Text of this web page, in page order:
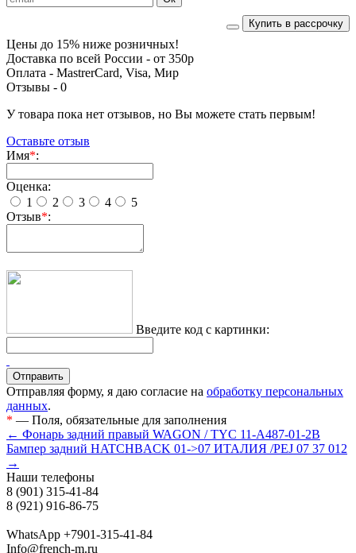
Купить в рассрочку
Цены до 15% ниже розничных!
Доставка по всей России - от 350р
Оплата - MastrerCard, Visa, Мир
Отзывы - 0
У товара пока нет отзывов, но Вы можете стать первым!
Оставьте отзыв
Имя*:
Оценка:
1
2 3 4
5
Отзыв*:
Введите код с картинки:
Отправляя форму, я даю согласие на обработку персональных
данных.
* — Поля, обязательные для заполнения
← Фонарь задний правый WAGON / TYC 11-A487-01-2B
Бампер задний HATCHBACK 01->07 ИТАЛИЯ /PEJ 07 37 012
→
Наши телефоны
8 (901) 315-41-84
8 (921) 916-86-75
WhatsApp +7901-315-41-84
Info@french-m.ru